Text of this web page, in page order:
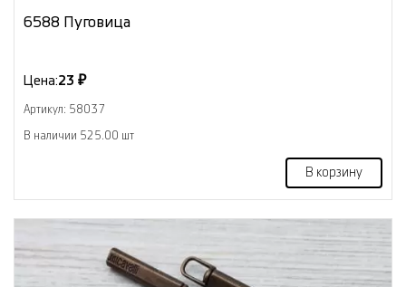
6588 Пуговица
Цена:23 ₽
Артикул: 58037
В наличии 525.00 шт
В корзину